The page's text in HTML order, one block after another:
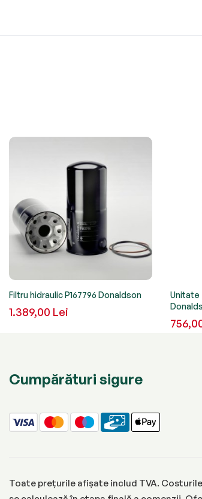
Filtru hidraulic P167796 Donaldson
1.389,00 Lei
Unitate
Cumpărături sigure
Toate prețurile afișate includ TVA.